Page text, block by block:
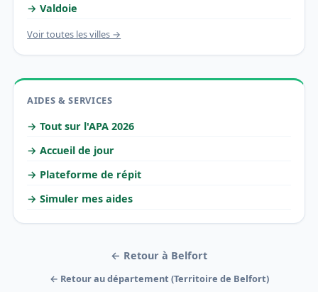
→ Valdoie
Voir toutes les villes →
AIDES & SERVICES
→ Tout sur l'APA 2026
→ Accueil de jour
→ Plateforme de répit
→ Simuler mes aides
← Retour à Belfort
← Retour au département (Territoire de Belfort)